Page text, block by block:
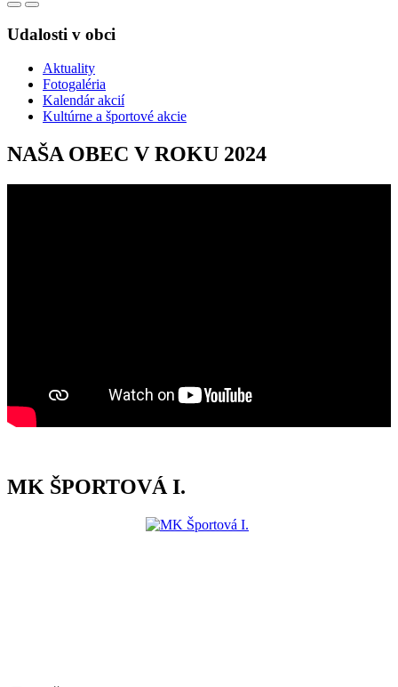
Udalosti v obci
Aktuality
Fotogaléria
Kalendár akcií
Kultúrne a športové akcie
NAŠA OBEC V ROKU 2024
MK ŠPORTOVÁ I.